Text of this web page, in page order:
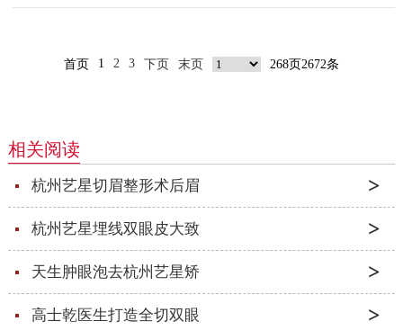
首页 1 2 3 下页 末页 268页2672条
相关阅读
杭州艺星切眉整形术后眉
杭州艺星埋线双眼皮大致
天生肿眼泡去杭州艺星矫
高士乾医生打造全切双眼